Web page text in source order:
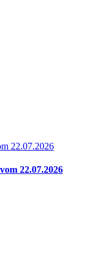
22.07.2026
22.07.2026